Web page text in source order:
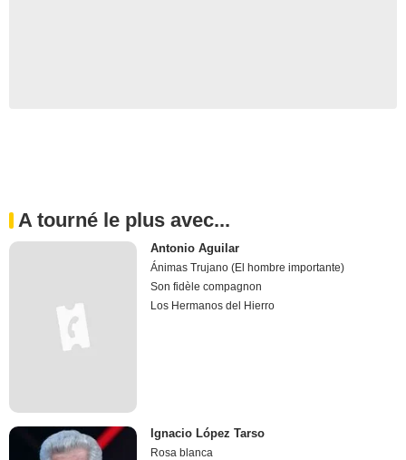
A tourné le plus avec...
Antonio Aguilar
Ánimas Trujano (El hombre importante)
Son fidèle compagnon
Los Hermanos del Hierro
Ignacio López Tarso
Rosa blanca